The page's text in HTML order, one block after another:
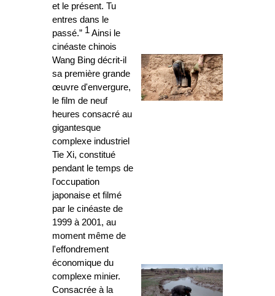
et le présent. Tu
entres dans le
passé.” 1 Ainsi le
cinéaste chinois
Wang Bing décrit-il
sa première grande
œuvre d'envergure,
le film de neuf
heures consacré au
gigantesque
complexe industriel
Tie Xi, constitué
pendant le temps de
l'occupation
japonaise et filmé
par le cinéaste de
1999 à 2001, au
moment même de
l'effondrement
économique du
complexe minier.
Consacrée à la